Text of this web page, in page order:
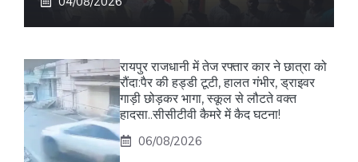
रायपुर राजधानी में तेज रफ्तार कार ने छात्रा को
रौंदा:पैर की हड्डी टूटी, हालत गंभीर, ड्राइवर
गाड़ी छोड़कर भागा, स्कूल से लौटते वक्त
हादसा..सीसीटीवी कैमरे में कैद घटना!
06/08/2026